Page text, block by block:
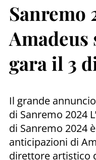
Sanremo
Amadeus
gara il 3
Il grande
di Sanremo 2024
di Sanremo 2024
anticipazioni di
direttore artistico